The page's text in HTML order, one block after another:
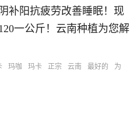
补阳抗疲劳改善睡眠！现
一公斤！云南种植为您解
玛咖 玛卡 正宗 云南 最好的
为